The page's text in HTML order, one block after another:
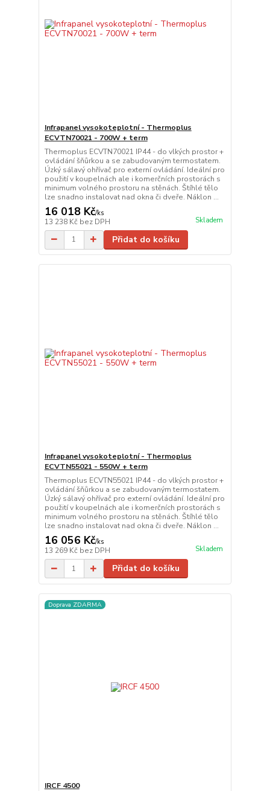
Infrapanel vysokoteplotní - Thermoplus
ECVTN70021 - 700W + term
Thermoplus ECVTN70021 IP44 - do vlkých prostor +
ovládání šňůrkou a se zabudovaným termostatem.
Úzký sálavý ohřívač pro externí ovládání. Ideální pro
použití v koupelnách ale i komerčních prostorách s
minimum volného prostoru na stěnách. Štíhlé tělo
lze snadno instalovat nad okna či dveře. Náklon ...
16 018 Kč/ks
13 238 Kč bez DPH Skladem
Přidat do košíku
Infrapanel vysokoteplotní - Thermoplus
ECVTN55021 - 550W + term
Thermoplus ECVTN55021 IP44 - do vlkých prostor +
ovládání šňůrkou a se zabudovaným termostatem.
Úzký sálavý ohřívač pro externí ovládání. Ideální pro
použití v koupelnách ale i komerčních prostorách s
minimum volného prostoru na stěnách. Štíhlé tělo
lze snadno instalovat nad okna či dveře. Náklon ...
16 056 Kč/ks
13 269 Kč bez DPH Skladem
Přidat do košíku
Doprava ZDARMA
IRCF 4500